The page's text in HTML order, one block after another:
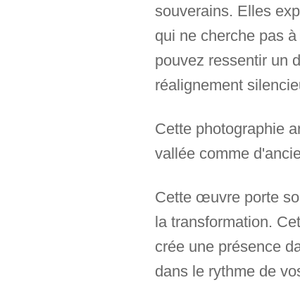
souverains. Elles
qui ne cherche pas
pouvez ressentir un
réalignement
Cette photographie
vallée comme
Cette œuvre porte
la transformation.
crée une présence
dans le rythme de